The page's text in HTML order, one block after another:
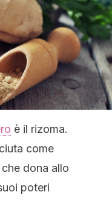
è il rizoma.
come
dona allo
poteri